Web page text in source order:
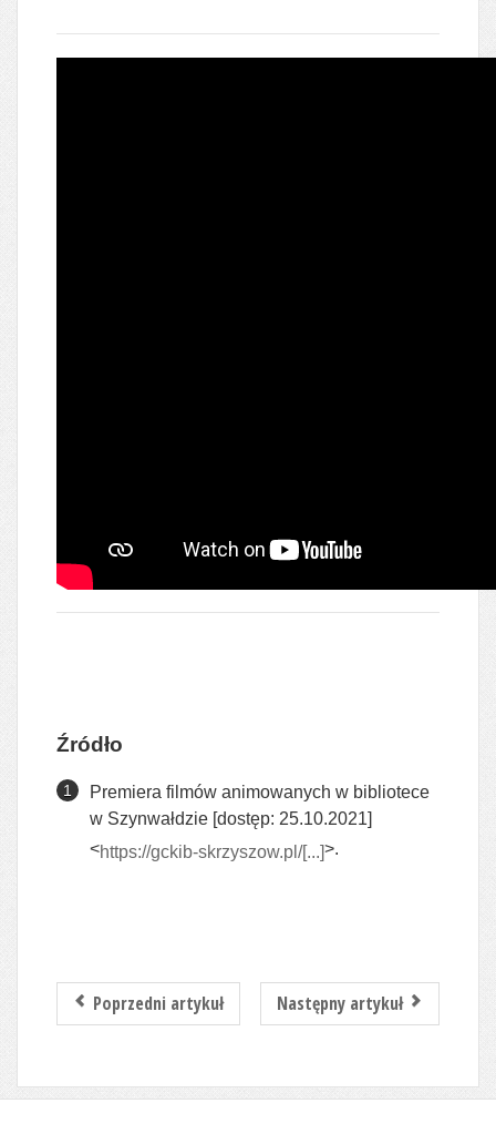
Źródło
Premiera filmów animowanych w bibliotece
w Szynwałdzie [dostęp: 25.10.2021]
<https://gckib-skrzyszow.pl/[...]>.
Poprzedni artykuł Następny artykuł